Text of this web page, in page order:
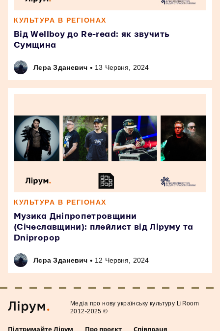
КУЛЬТУРА В РЕГІОНАХ
Від Wellboy до Re-read: як звучить
Сумщина
Лєра Зданевич • 13 Червня, 2024
КУЛЬТУРА В РЕГІОНАХ
Музика Дніпропетровщини
(Січеславщини): плейлист від Ліруму та
Dnipropop
Лєра Зданевич • 12 Червня, 2024
Підтримайте Лірум Про проєкт Співпраця
Медiа про нову українську культуру LiRoom
2012-2025 ©